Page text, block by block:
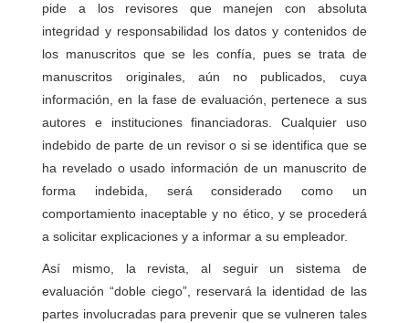
pide a los revisores que manejen con absoluta
integridad y responsabilidad los datos y contenidos de
los manuscritos que se les confía, pues se trata de
manuscritos originales, aún no publicados, cuya
información, en la fase de evaluación, pertenece a sus
autores e instituciones financiadoras. Cualquier uso
indebido de parte de un revisor o si se identifica que se
ha revelado o usado información de un manuscrito de
forma indebida, será considerado como un
comportamiento inaceptable y no ético, y se procederá
a solicitar explicaciones y a informar a su empleador.
Así mismo, la revista, al seguir un sistema de
evaluación “doble ciego”, reservará la identidad de las
partes involucradas para prevenir que se vulneren tales